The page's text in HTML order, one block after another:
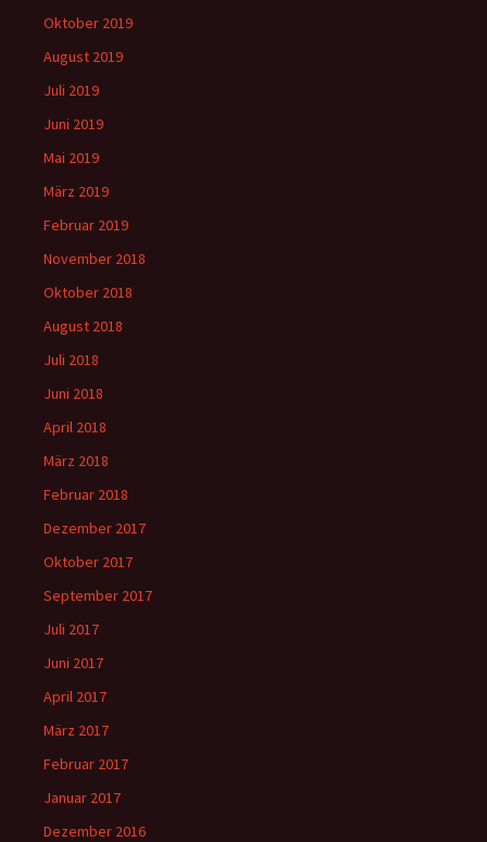
Oktober 2019
August 2019
Juli 2019
Juni 2019
Mai 2019
März 2019
Februar 2019
November 2018
Oktober 2018
August 2018
Juli 2018
Juni 2018
April 2018
März 2018
Februar 2018
Dezember 2017
Oktober 2017
September 2017
Juli 2017
Juni 2017
April 2017
März 2017
Februar 2017
Januar 2017
Dezember 2016